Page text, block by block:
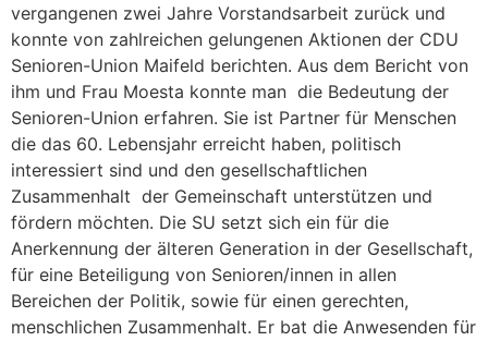
vergangenen zwei Jahre Vorstandsarbeit zurück und
konnte von zahlreichen gelungenen Aktionen der CDU
Senioren-Union Maifeld berichten. Aus dem Bericht von
ihm und Frau Moesta konnte man die Bedeutung der
Senioren-Union erfahren. Sie ist Partner für Menschen
die das 60. Lebensjahr erreicht haben, politisch
interessiert sind und den gesellschaftlichen
Zusammenhalt der Gemeinschaft unterstützen und
fördern möchten. Die SU setzt sich ein für die
Anerkennung der älteren Generation in der Gesellschaft,
für eine Beteiligung von Senioren/innen in allen
Bereichen der Politik, sowie für einen gerechten,
menschlichen Zusammenhalt. Er bat die Anwesenden für